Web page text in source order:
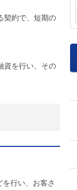
契約で、短期の
資を行い、その
行い、お客さ